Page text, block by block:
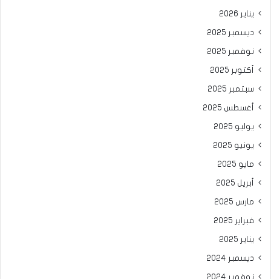
يناير 2026
ديسمبر 2025
نوفمبر 2025
أكتوبر 2025
سبتمبر 2025
أغسطس 2025
يوليو 2025
يونيو 2025
مايو 2025
أبريل 2025
مارس 2025
فبراير 2025
يناير 2025
ديسمبر 2024
نوفمبر 2024